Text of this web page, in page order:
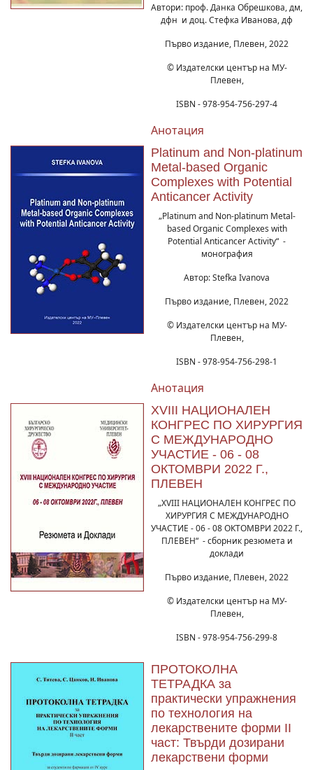
Автори: проф. Данка Обрешкова, дм,
дфн и доц. Стефка Иванова, дф
Първо издание, Плевен, 2022
© Издателски център на МУ-
Плевен,
ISBN - 978-954-756-297-4
Анотация
Platinum and Non-platinum
Metal-based Organic
Complexes with Potential
Anticancer Activity
„Platinum and Non-platinum Metal-
based Organic Complexes with
Potential Anticancer Activity“ -
монография
Автор: Stefka Ivanova
Първо издание, Плевен, 2022
© Издателски център на МУ-
Плевен,
ISBN - 978-954-756-298-1
Анотация
XVIII НАЦИОНАЛЕН
КОНГРЕС ПО ХИРУРГИЯ
С МЕЖДУНАРОДНО
УЧАСТИЕ - 06 - 08
ОКТОМВРИ 2022 Г.,
ПЛЕВЕН
„XVIII НАЦИОНАЛЕН КОНГРЕС ПО
ХИРУРГИЯ С МЕЖДУНАРОДНО
УЧАСТИЕ - 06 - 08 ОКТОМВРИ 2022 Г.,
ПЛЕВЕН“ - сборник резюмета и
доклади
Първо издание, Плевен, 2022
© Издателски център на МУ-
Плевен,
ISBN - 978-954-756-299-8
ПРОТОКОЛНА
ТЕТРАДКА за
практически упражнения
по технология на
лекарствените форми II
част: Твърди дозирани
лекарствени форми